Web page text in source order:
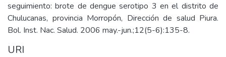
seguimiento: brote de dengue serotipo 3 en el distrito de
Chulucanas, provincia Morropón, Dirección de salud Piura.
Bol. Inst. Nac. Salud. 2006 may.-jun.;12(5-6):135-8.
URI